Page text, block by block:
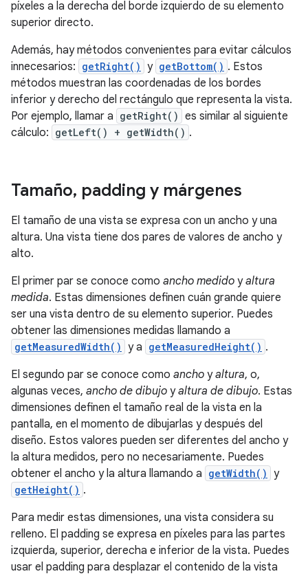
píxeles a la derecha del borde izquierdo de su elemento
superior directo.
Además, hay métodos convenientes para evitar cálculos
innecesarios: getRight() y getBottom() . Estos
métodos muestran las coordenadas de los bordes
inferior y derecho del rectángulo que representa la vista.
Por ejemplo, llamar a getRight() es similar al siguiente
cálculo: getLeft() + getWidth() .
Tamaño, padding y márgenes
El tamaño de una vista se expresa con un ancho y una
altura. Una vista tiene dos pares de valores de ancho y
alto.
El primer par se conoce como ancho medido yaltura
medida. Estas dimensiones definen cuán grande quiere
ser una vista dentro de su elemento superior. Puedes
obtener las dimensiones medidas llamando a
getMeasuredWidth() y a getMeasuredHeight() .
El segundo par se conoce como ancho yaltura, o,
algunas veces, ancho de dibujo yaltura de dibujo. Estas
dimensiones definen el tamaño real de la vista en la
pantalla, en el momento de dibujarlas y después del
diseño. Estos valores pueden ser diferentes del ancho y
la altura medidos, pero no necesariamente. Puedes
obtener el ancho y la altura llamando a getWidth() y
getHeight() .
Para medir estas dimensiones, una vista considera su
relleno. El padding se expresa en píxeles para las partes
izquierda, superior, derecha e inferior de la vista. Puedes
usar el padding para desplazar el contenido de la vista